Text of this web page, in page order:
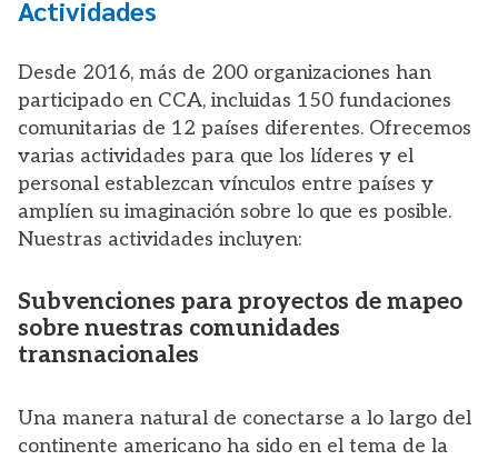
Actividades
Desde 2016, más de 200 organizaciones han
participado en CCA, incluidas 150 fundaciones
comunitarias de 12 países diferentes. Ofrecemos
varias actividades para que los líderes y el
personal establezcan vínculos entre países y
amplíen su imaginación sobre lo que es posible.
Nuestras actividades incluyen:
Subvenciones para proyectos de mapeo
sobre nuestras comunidades
transnacionales
Una manera natural de conectarse a lo largo del
continente americano ha sido en el tema de la